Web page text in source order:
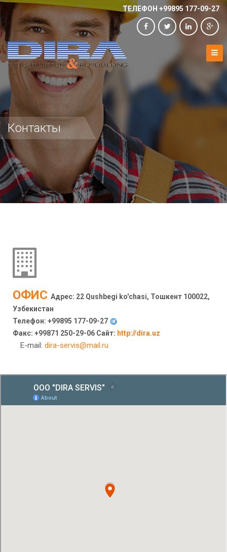
Контакты
ТЕЛЕФОН +99895 177-09-27
ОФИС Адрес: 22 Qushbegi ko'chasi, Тошкент 100022,
Узбекистан
Телефон: +99895 177-09-27
Факс: +99871 250-29-06 Сайт: http://dira.uz
E-mail: dira-servis@mail.ru